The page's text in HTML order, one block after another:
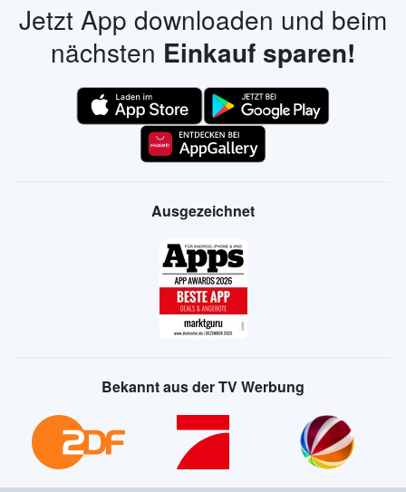
Jetzt App downloaden und beim
nächsten Einkauf sparen!
Ausgezeichnet
Bekannt aus der TV Werbung